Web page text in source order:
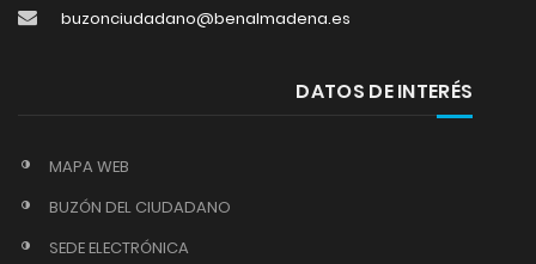
buzonciudadano@benalmadena.es
DATOS DE INTERÉS
MAPA WEB
BUZÓN DEL CIUDADANO
SEDE ELECTRÓNICA